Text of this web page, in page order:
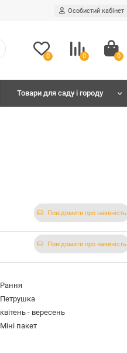
Особистий кабінет
0 0 0
Товари для саду і городу
Повідомити про наявність
Повідомити про наявність
Рання
Петрушка
квітень - вересень
Міні пакет